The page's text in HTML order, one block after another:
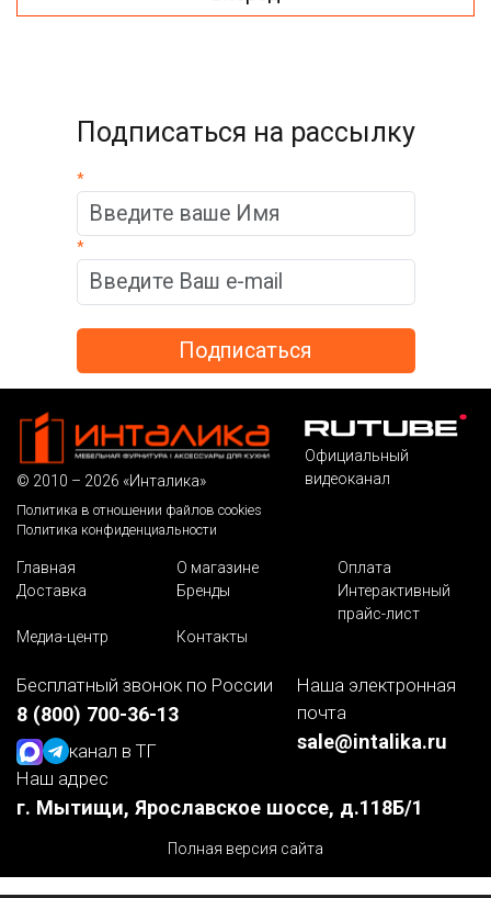
Подписаться на рассылку
*
*
© 2010 – 2026 «Инталика»
Политика в отношении файлов cookies
Политика конфиденциальности
Официальный
видеоканал
Главная О магазине
Оплата
Доставка
Бренды
Интерактивный
прайс-лист
Медиа-центр
Контакты
Бесплатный звонок по России
8 (800) 700-36-13
канал в ТГ
Наша электронная
почта
sale@intalika.ru
Наш адрес
г. Мытищи, Ярославское шоссе, д.118Б/1
Полная версия сайта